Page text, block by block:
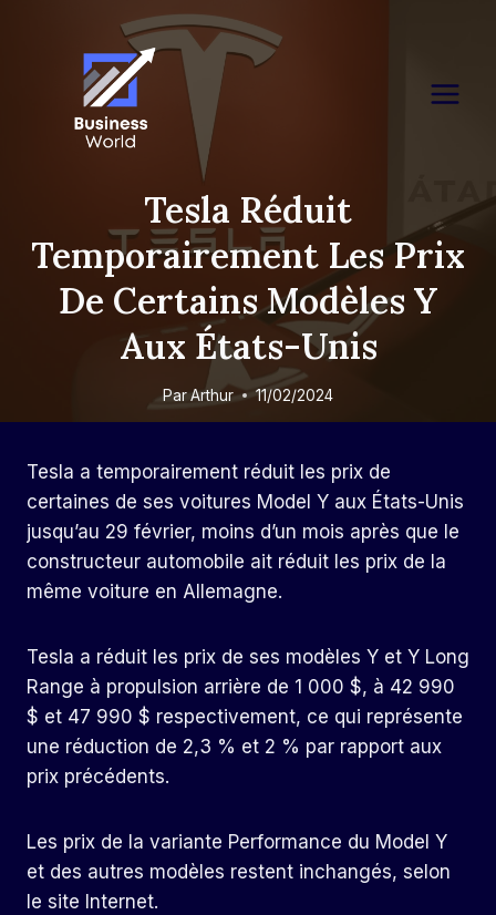
Tesla Réduit
Temporairement Les Prix
De Certains Modèles Y
Aux États-Unis
ParArthur 11/02/2024
Tesla a temporairement réduit les prix de
certaines de ses voitures Model Y aux États-Unis
jusqu’au 29 février, moins d’un mois après que le
constructeur automobile ait réduit les prix de la
même voiture en Allemagne.
Tesla a réduit les prix de ses modèles Y et Y Long
Range à propulsion arrière de 1 000 $, à 42 990
$ et 47 990 $ respectivement, ce qui représente
une réduction de 2,3 % et 2 % par rapport aux
prix précédents.
Les prix de la variante Performance du Model Y
et des autres modèles restent inchangés, selon
le site Internet.